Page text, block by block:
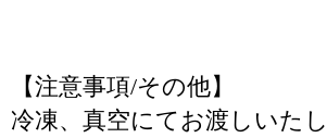
【注意事項/その他】
冷凍、真空にてお渡しいたし